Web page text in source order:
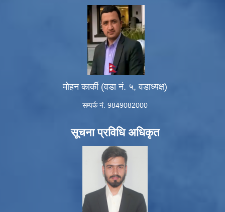
मोहन कार्की (वडा नं. ५, वडाध्यक्ष)
सम्पर्क नं. 9849082000
सूचना प्रविधि अधिकृत